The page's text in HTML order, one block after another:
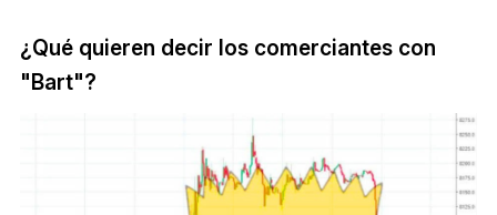
¿Qué quieren decir los comerciantes con
"Bart"?